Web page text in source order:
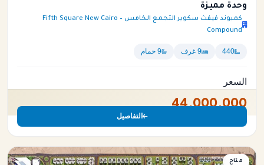
وحدة مميزة
كمبوند فيفث سكوير التجمع الخامس – Fifth Square New Cairo
Compound
440 9 غرف 9 حمام
السعر
44,000,000
التفاصيل
فيلا
متاح